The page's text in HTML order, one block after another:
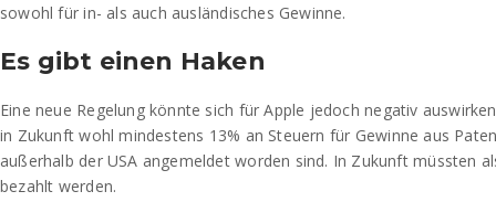
sowohl für in- als auch ausländisches Gewinne.
Es gibt einen Haken
Eine neue Regelung könnte sich für Apple jedoch negativ
in Zukunft wohl mindestens 13% an Steuern für Gewinne aus
außerhalb der USA angemeldet worden sind. In Zukunft müssten
bezahlt werden.